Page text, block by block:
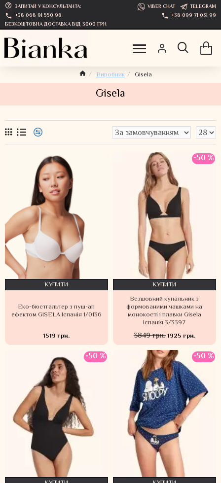
ЗАПИТАЙ У КОНСУЛЬТАНТА: VIBER CHAT
TELEGRAM
+38 068 91 550 98
+38 099 71 031 99
БЕЗКОШТОВНА ДОСТАВКА ВІД 3000 ГРН
Виробник Gisela
Gisela
Еко-бюстгальтер з пуш-ап
ефектом GISELA Іспанія 1/0136
1519 грн.
КУПИТИ
-50 %
Безшовний купальник з
формованими чашками на
монокості і плавки Gisela
Іспанія 3/3397
3849 грн.1925 грн.
КУПИТИ
-50 % -50 %